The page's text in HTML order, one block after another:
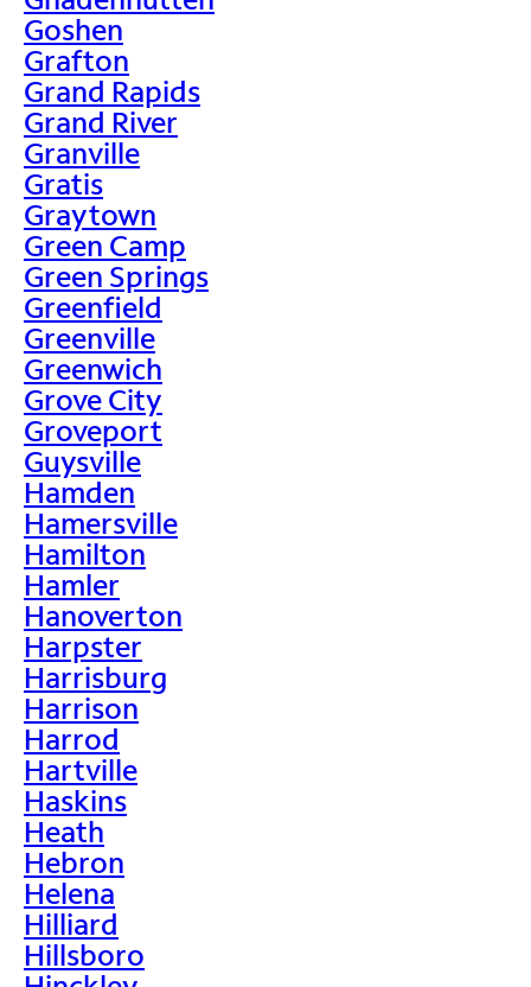
Goshen
Grafton
Grand Rapids
Grand River
Granville
Gratis
Graytown
Green Camp
Green Springs
Greenfield
Greenville
Greenwich
Grove City
Groveport
Guysville
Hamden
Hamersville
Hamilton
Hamler
Hanoverton
Harpster
Harrisburg
Harrison
Harrod
Hartville
Haskins
Heath
Hebron
Helena
Hilliard
Hillsboro